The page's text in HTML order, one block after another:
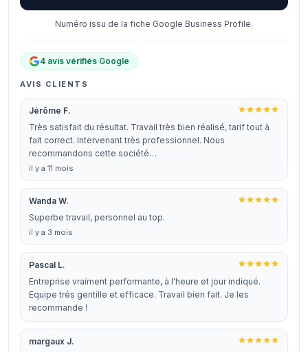
Numéro issu de la fiche Google Business Profile.
4 avis vérifiés Google
AVIS CLIENTS
Jérôme F.
Très satisfait du résultat. Travail très bien réalisé, tarif tout à
fait correct. Intervenant très professionnel. Nous
recommandons cette société…
il y a 11 mois
Wanda W.
Superbe travail, personnel au top.
il y a 3 mois
Pascal L.
Entreprise vraiment performante, à l'heure et jour indiqué.
Equipe trés gentille et efficace. Travail bien fait. Je les
recommande !
margaux J.